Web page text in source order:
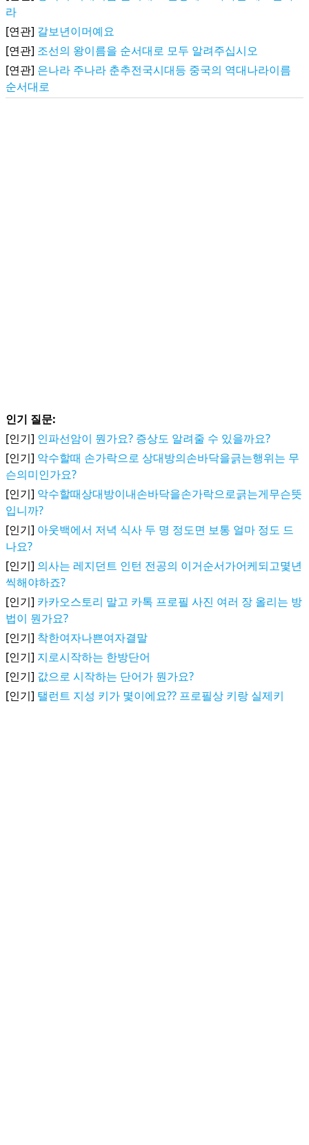
라
[연관] 갈보년이머예요
[연관] 조선의 왕이름을 순서대로 모두 알려주십시오
[연관] 은나라 주나라 춘추전국시대등 중국의 역대나라이름
순서대로
인기 질문:
[인기] 인파선암이 뭔가요? 증상도 알려줄 수 있을까요?
[인기] 악수할때 손가락으로 상대방의손바닥을긁는행위는 무
슨의미인가요?
[인기] 악수할때상대방이내손바닥을손가락으로긁는게무슨뜻
입니까?
[인기] 아웃백에서 저녁 식사 두 명 정도면 보통 얼마 정도 드
나요?
[인기] 의사는 레지던트 인턴 전공의 이거순서가어케되고몇년
씩해야하죠?
[인기] 카카오스토리 말고 카톡 프로필 사진 여러 장 올리는 방
법이 뭔가요?
[인기] 착한여자나쁜여자결말
[인기] 지로시작하는 한방단어
[인기] 값으로 시작하는 단어가 뭔가요?
[인기] 탤런트 지성 키가 몇이에요?? 프로필상 키랑 실제키